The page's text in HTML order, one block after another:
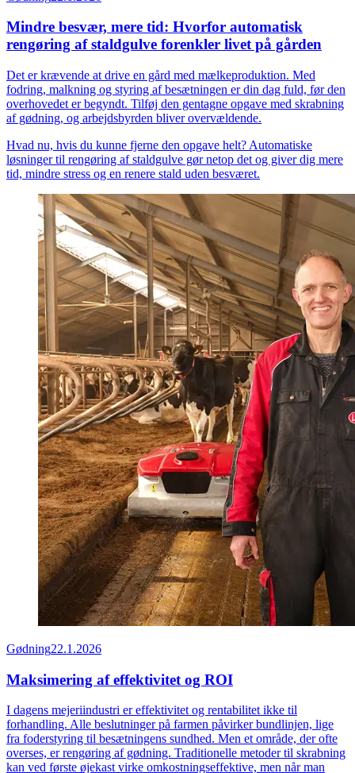
Mindre besvær, mere tid: Hvorfor automatisk
rengøring af staldgulve forenkler livet på gården
Det er krævende at drive en gård med mælkeproduktion. Med
fodring, malkning og styring af besætningen er din dag fuld, før den
overhovedet er begyndt. Tilføj den gentagne opgave med skrabning
af gødning, og arbejdsbyrden bliver overvældende.
Hvad nu, hvis du kunne fjerne den opgave helt? Automatiske
løsninger til rengøring af staldgulve gør netop det og giver dig mere
tid, mindre stress og en renere stald uden besværet.
Gødning22.1.2026
Maksimering af effektivitet og ROI
I dagens mejeriindustri er effektivitet og rentabilitet ikke til
forhandling. Alle beslutninger på farmen påvirker bundlinjen, lige
fra foderstyring til besætningens sundhed. Men et område, der ofte
overses, er rengøring af gødning. Traditionelle metoder til skrabning
kan ved første øjekast virke omkostningseffektive, men når man